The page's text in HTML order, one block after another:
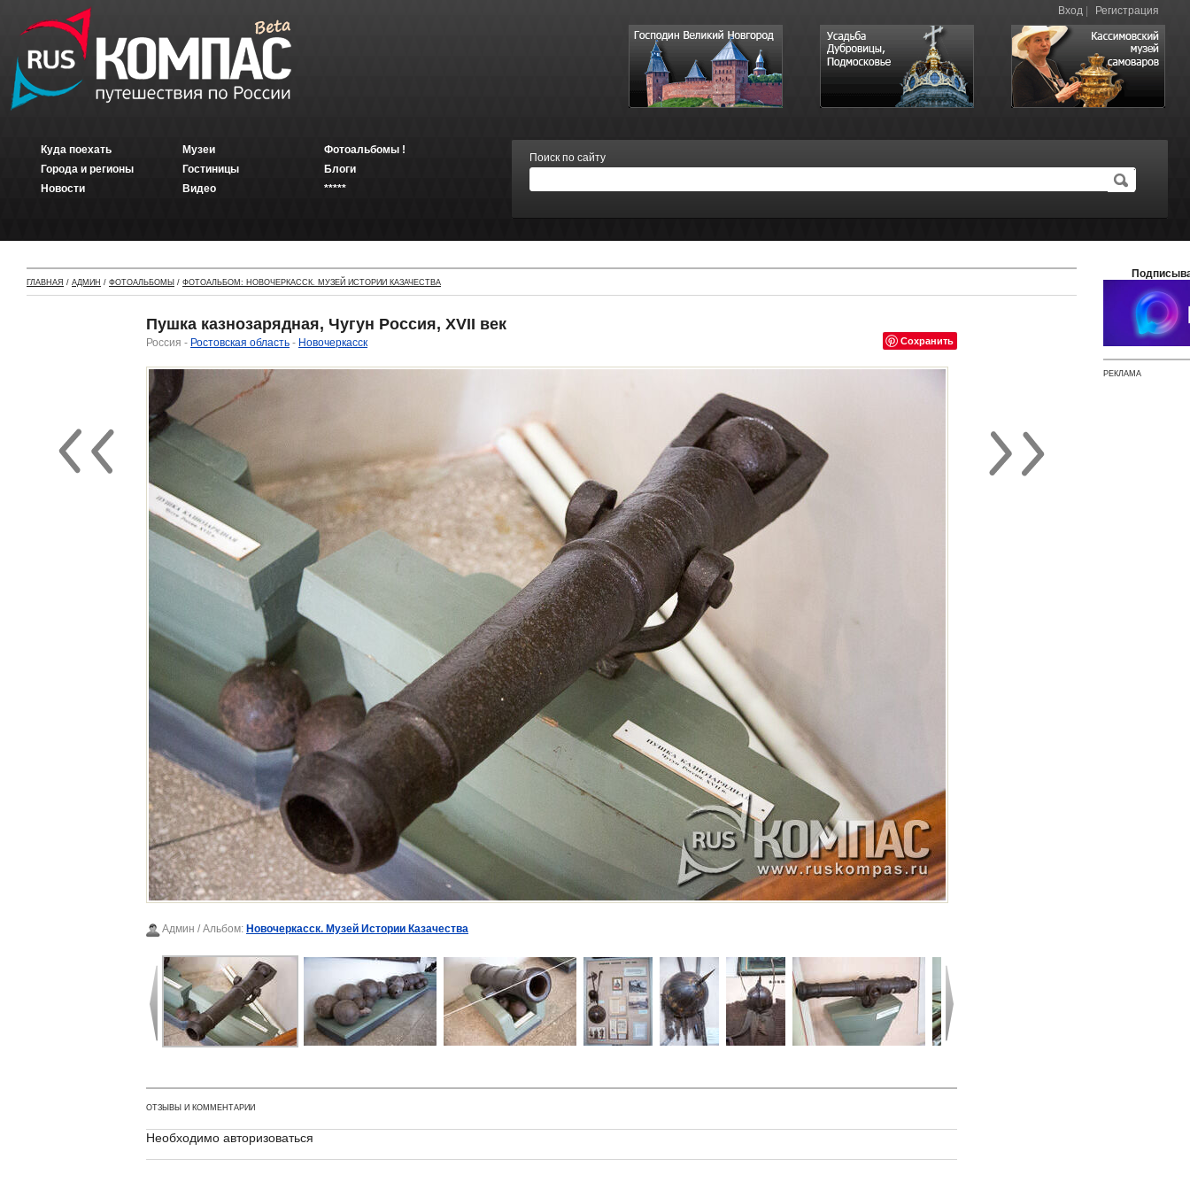
Вход Регистрация
Куда поехать
Города и регионы
Новости
Музеи
Гостиницы
Видео
Фотоальбомы !
Блоги
*****
Поиск по сайту
ГЛАВНАЯ / АДМИН / ФОТОАЛЬБОМЫ / ФОТОАЛЬБОМ: НОВОЧЕРКАССК. МУЗЕЙ ИСТОРИИ КАЗАЧЕСТВА
Пушка казнозарядная, Чугун Россия, XVII век
Сохранить
Россия - Ростовская область - Новочеркасск
Админ / Альбом: Новочеркасск. Музей Истории Казачества
ОТЗЫВЫ И КОММЕНТАРИИ
Необходимо авторизоваться
РЕКЛАМА